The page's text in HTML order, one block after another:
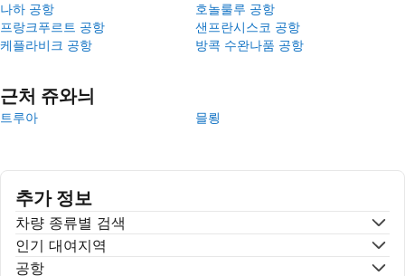
나하 공항
호놀룰루 공항
프랑크푸르트 공항
샌프란시스코 공항
케플라비크 공항
방콕 수완나품 공항
근처 쥬와늬
트루아 믈룅
추가 정보
차량 종류별 검색
인기 대여지역
공항